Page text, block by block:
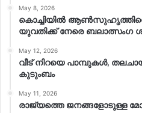
May 8, 2026
കൊച്ചിയിൽ
യുവതിക്ക് നേരെ ബലാത്സംഗ​
May 12, 2026
വീട് നിറയെ പാമ്പുകൾ,
കുടുംബം
May 11, 2026
രാജ്യത്തെ ജനങ്ങളോടുള്ള